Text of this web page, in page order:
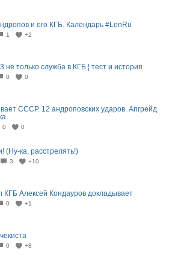
и его КГБ. Календарь #LenRu
1 +2
не только служба в КГБ ¦ тест и история
0 0
СССР. 12 андроповских ударов. Апгрейд
0 0
(Ну-ка, расстрелять!)
3 +10
КГБ Алексей Кондауров докладывает
0 +1
0 +8